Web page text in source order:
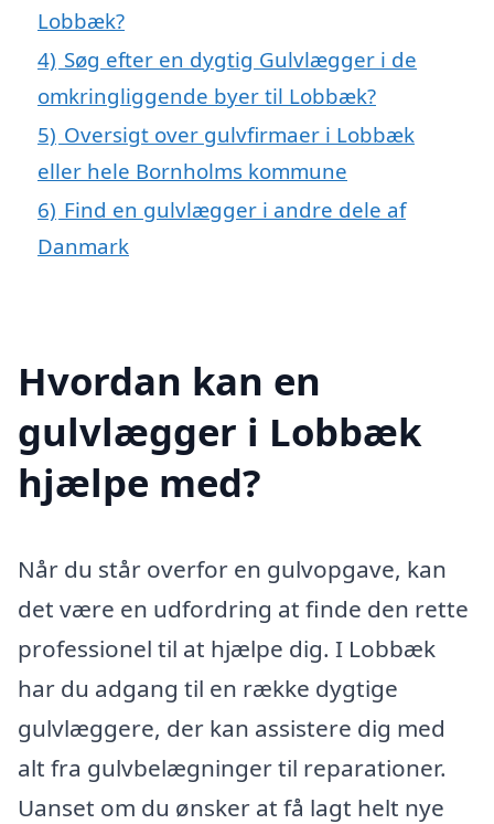
Lobbæk?
4) Søg efter en dygtig Gulvlægger i de
omkringliggende byer til Lobbæk?
5) Oversigt over gulvfirmaer i Lobbæk
eller hele Bornholms kommune
6) Find en gulvlægger i andre dele af
Danmark
Hvordan kan en
gulvlægger i Lobbæk
hjælpe med?
Når du står overfor en gulvopgave, kan
det være en udfordring at finde den rette
professionel til at hjælpe dig. I Lobbæk
har du adgang til en række dygtige
gulvlæggere, der kan assistere dig med
alt fra gulvbelægninger til reparationer.
Uanset om du ønsker at få lagt helt nye